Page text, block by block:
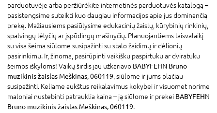
parduotuvėje arba peržiūrėkite internetinės parduotuvės katalogą –
pasistengsime suteikti kuo daugiau informacijos apie jus dominančią
prekę. Mažiausiems pasiūlysime edukacinių žaislų, kūrybinių rinkinių,
spalvingų lėlyčių ar įspūdingų mašinyčių. Planuojantiems laisvalaikį
su visa šeima siūlome susipažinti su stalo žaidimų ir dėlionių
pasirinkimu. Ir, žinoma, pasirūpinti vaikišku paspirtuku ar dviratuku
šeimos iškyloms! Vaikų širdis jau užkariavo BABYFEHN Bruno
muzikinis žaislas Meškinas, 060119, siūlome ir jums plačiau
susipažinti. Keliame aukštus reikalavimus kokybei ir visuomet norime
maloniai nustebinti patrauklia kaina – ją siūlome ir prekei BABYFEHN
Bruno muzikinis žaislas Meškinas, 060119.